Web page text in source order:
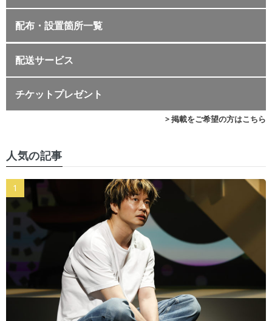
配布・設置箇所一覧
配送サービス
チケットプレゼント
> 掲載をご希望の方はこちら
人気の記事